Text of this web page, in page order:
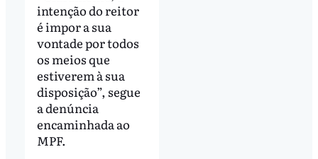
intenção do reitor
é impor a sua
vontade por todos
os meios que
estiverem à sua
disposição”, segue
a denúncia
encaminhada ao
MPF.